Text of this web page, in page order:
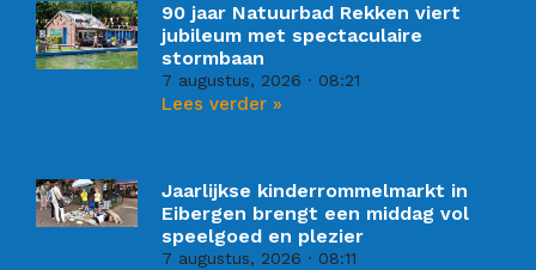
90 jaar Natuurbad Rekken viert
jubileum met spectaculaire
stormbaan
7 augustus, 2026 08:21
Lees verder »
Jaarlijkse kinderrommelmarkt in
Eibergen brengt een middag vol
speelgoed en plezier
7 augustus, 2026 08:11